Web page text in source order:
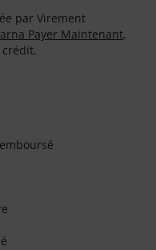
par Virement
Payer Maintenant,
crédit.